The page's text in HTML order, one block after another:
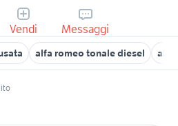
Vendi Messaggi
alfa romeo tonale diesel alfa